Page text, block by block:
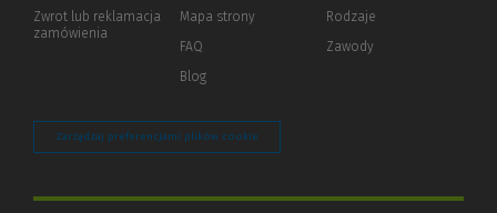
innej
Zwrot lub reklamacja
zamówienia
Mapa strony
FAQ
Blog
Rodzaje
Zawody
Zarządzaj preferencjami plików cookie